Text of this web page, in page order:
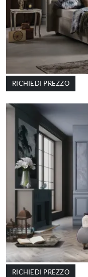
RICHIEDI PREZZO
RICHIEDI PREZZO